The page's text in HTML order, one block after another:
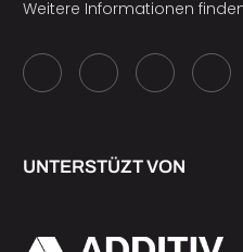
Weitere Informationen
UNTERSTÜZT VON